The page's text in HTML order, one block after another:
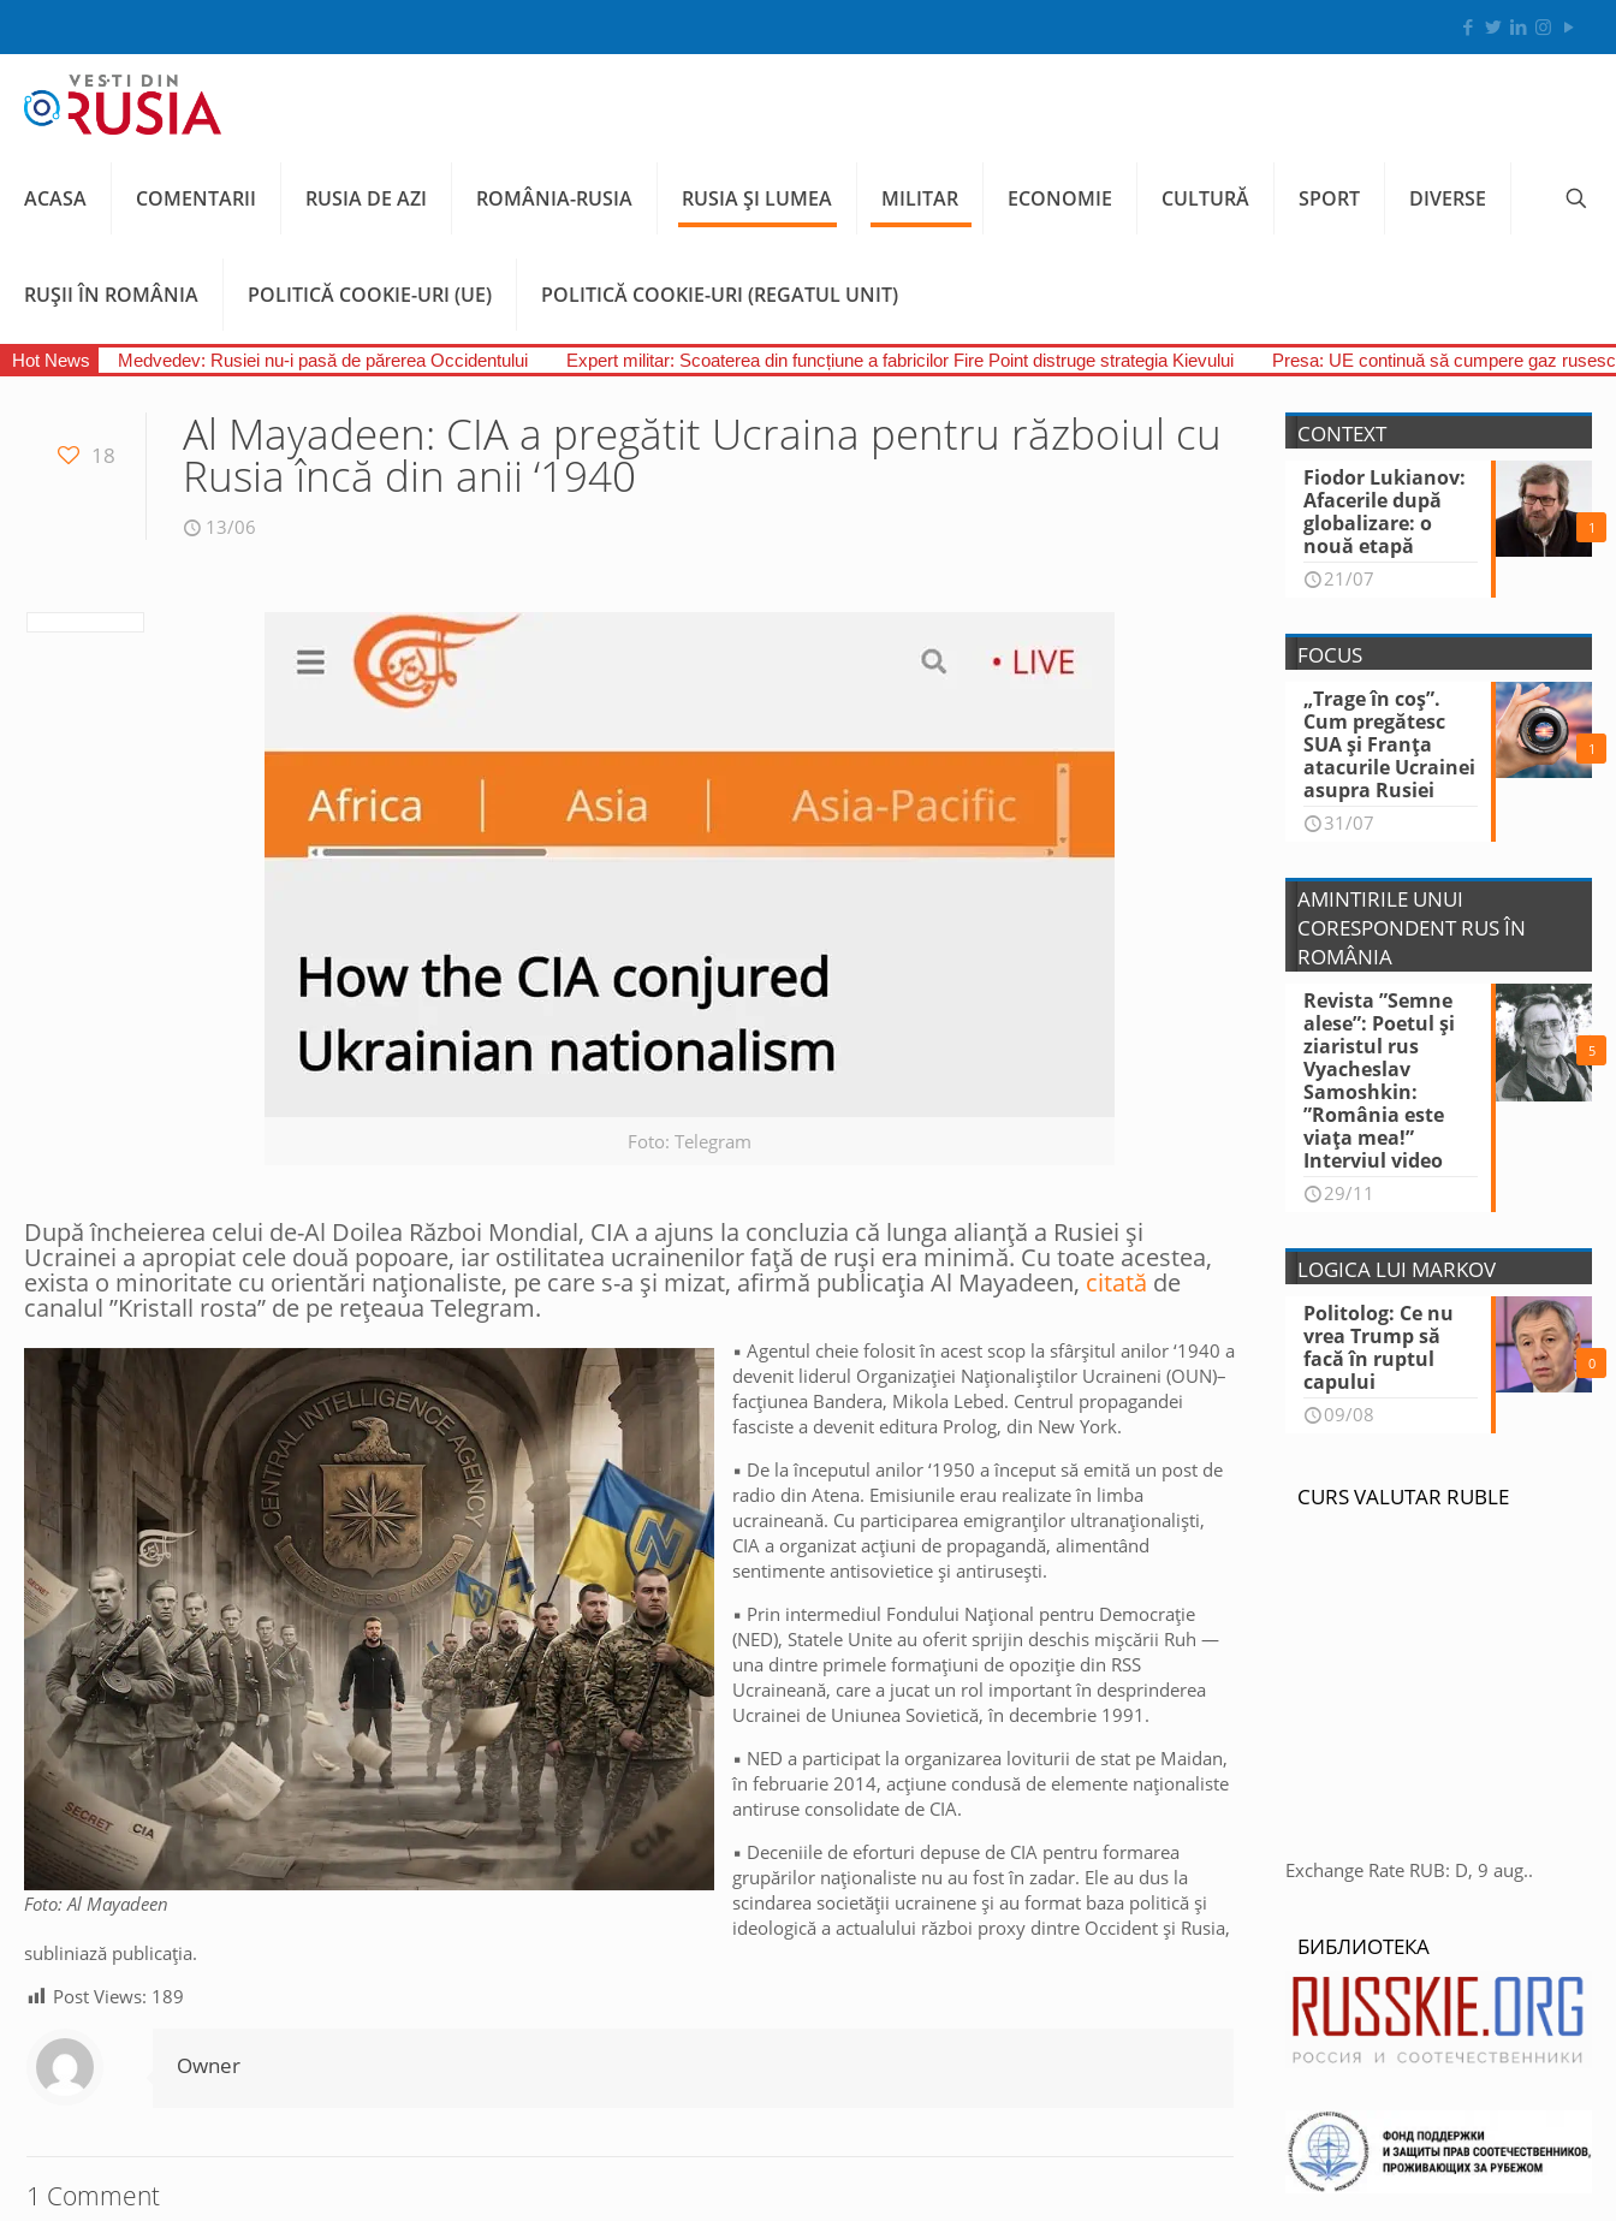
ACASA COMENTARII RUSIA DE AZI ROMÂNIA-RUSIA RUSIA ȘI LUMEA MILITAR ECONOMIE CULTURĂ SPORT DIVERSE
RUȘII ÎN ROMÂNIA POLITICĂ COOKIE-URI (UE) POLITICĂ COOKIE-URI (REGATUL UNIT)
Hot News Medvedev: Rusiei nu-i pasă de părerea Occidentului Expert militar: Scoaterea din funcțiune a fabricilor Fire Point distruge strategia Kievului Presa: UE continuă să cumpere gaz
18 Al Mayadeen: CIA a pregătit Ucraina pentru războiul cu
Rusia încă din anii ‘1940
13/06
Foto: Telegram
După încheierea celui de-Al Doilea Război Mondial, CIA a ajuns la concluzia că lunga alianță a Rusiei și
Ucrainei a apropiat cele două popoare, iar ostilitatea ucrainenilor față de ruși era minimă. Cu toate acestea,
exista o minoritate cu orientări naționaliste, pe care s-a și mizat, afirmă publicația Al Mayadeen, citată de
canalul ”Kristall rosta” de pe rețeaua Telegram.
Foto: Al Mayadeen
▪️ Agentul cheie folosit în acest scop la sfârșitul anilor ‘1940 a
devenit liderul Organizației Naționaliștilor Ucraineni (OUN)–
facțiunea Bandera, Mikola Lebed. Centrul propagandei
fasciste a devenit editura Prolog, din New York.
▪️ De la începutul anilor ‘1950 a început să emită un post de
radio din Atena. Emisiunile erau realizate în limba
ucraineană. Cu participarea emigranților ultranaționaliști,
CIA a organizat acțiuni de propagandă, alimentând
sentimente antisovietice și antirusești.
▪️ Prin intermediul Fondului Național pentru Democrație
(NED), Statele Unite au oferit sprijin deschis mișcării Ruh —
una dintre primele formațiuni de opoziție din RSS
Ucraineană, care a jucat un rol important în desprinderea
Ucrainei de Uniunea Sovietică, în decembrie 1991.
▪️ NED a participat la organizarea loviturii de stat pe Maidan,
în februarie 2014, acțiune condusă de elemente naționaliste
antiruse consolidate de CIA.
▪️ Deceniile de eforturi depuse de CIA pentru formarea
grupărilor naționaliste nu au fost în zadar. Ele au dus la
scindarea societății ucrainene și au format baza politică și
ideologică a actualului război proxy dintre Occident și Rusia,
subliniază publicația.
Post Views: 189
Owner
1 Comment
CONTEXT
1
Fiodor Lukianov:
Afacerile după
globalizare: o
nouă etapă
21/07
FOCUS
1
„Trage în coș”.
Cum pregătesc
SUA și Franța
atacurile Ucrainei
asupra Rusiei
31/07
AMINTIRILE UNUI
CORESPONDENT RUS ÎN
ROMÂNIA
5
Revista ”Semne
alese”: Poetul și
ziaristul rus
Vyacheslav
Samoshkin:
”România este
viața mea!”
Interviul video
29/11
LOGICA LUI MARKOV
0
Politolog: Ce nu
vrea Trump să
facă în ruptul
capului
09/08
CURS VALUTAR RUBLE
Exchange Rate RUB: D, 9 aug..
БИБЛИОТЕКА